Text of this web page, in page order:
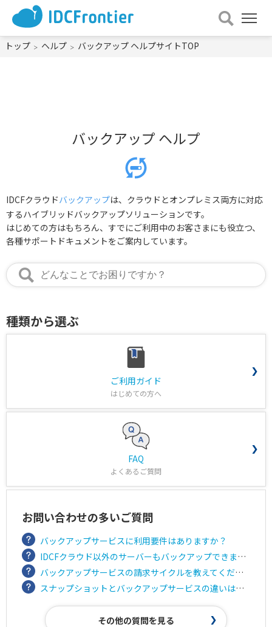
メ
ニュー
トップ ヘルプ バックアップ ヘルプサイトTOP
バックアップ ヘルプ
IDCFクラウドバックアップは、クラウドとオンプレミス両方に対応
するハイブリッドバックアップソリューションです。
はじめての方はもちろん、すでにご利用中のお客さまにも役立つ、
各種サポートドキュメントをご案内しています。
種類から選ぶ
ご利用ガイド
はじめての方へ
FAQ
よくあるご質問
お問い合わせの多いご質問
バックアップサービスに利用要件はありますか？
IDCFクラウド以外のサーバーもバックアップできますか？
バックアップサービスの請求サイクルを教えてください。
スナップショットとバックアップサービスの違いは何ですか？
その他の質問を見る